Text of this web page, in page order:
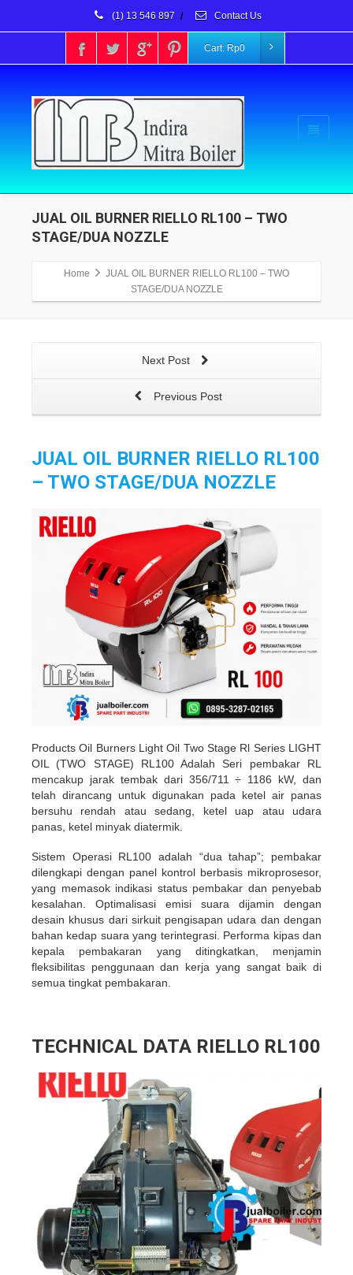
(1) 13 546 897 / Contact Us
Cart: Rp0
JUAL OIL BURNER RIELLO RL100 – TWO
STAGE/DUA NOZZLE
Home
JUAL OIL BURNER RIELLO RL100 – TWO
STAGE/DUA NOZZLE
Next Post
Previous Post
JUAL OIL BURNER RIELLO RL100
– TWO STAGE/DUA NOZZLE
Products Oil Burners Light Oil Two Stage Rl Series LIGHT
OIL (TWO STAGE) RL100 Adalah Seri pembakar RL
mencakup jarak tembak dari 356/711 ÷ 1186 kW, dan
telah dirancang untuk digunakan pada ketel air panas
bersuhu rendah atau sedang, ketel uap atau udara
panas, ketel minyak diatermik.
Sistem Operasi RL100 adalah “dua tahap”; pembakar
dilengkapi dengan panel kontrol berbasis mikroprosesor,
yang memasok indikasi status pembakar dan penyebab
kesalahan. Optimalisasi emisi suara dijamin dengan
desain khusus dari sirkuit pengisapan udara dan dengan
bahan kedap suara yang terintegrasi. Performa kipas dan
kepala pembakaran yang ditingkatkan, menjamin
fleksibilitas penggunaan dan kerja yang sangat baik di
semua tingkat pembakaran.
TECHNICAL DATA RIELLO RL100